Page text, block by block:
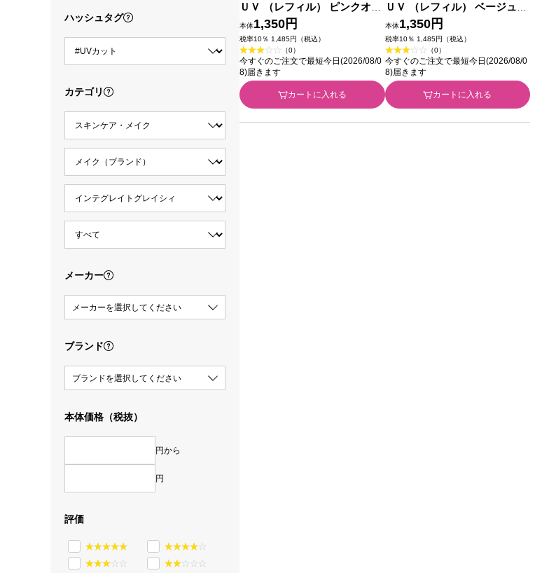
ハッシュタグ
カテゴリ
メーカー
メーカーを選択してください
ブランド
ブランドを選択してください
本体価格（税抜）
円から
円
評価
ＵＶ （レフィル） ピンクオー
クル ７．５ｇ 資生堂
本体1,350円
税率10％ 1,485円（税込）
（0）
今すぐのご注文で最短今日(2026/08/0
8)届きます
カートに入れる
ＵＶ （レフィル） ベージュオ
ークル ７．５ｇ 資生堂
本体1,350円
税率10％ 1,485円（税込）
（0）
今すぐのご注文で最短今日(2026/08/0
8)届きます
カートに入れる